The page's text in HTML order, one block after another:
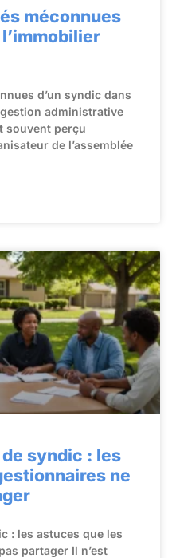
méconnues
d’un syndic dans
administrative
souvent perçu
de l’assemblée
syndic : les
ne
: les astuces que les
partager Il n’est